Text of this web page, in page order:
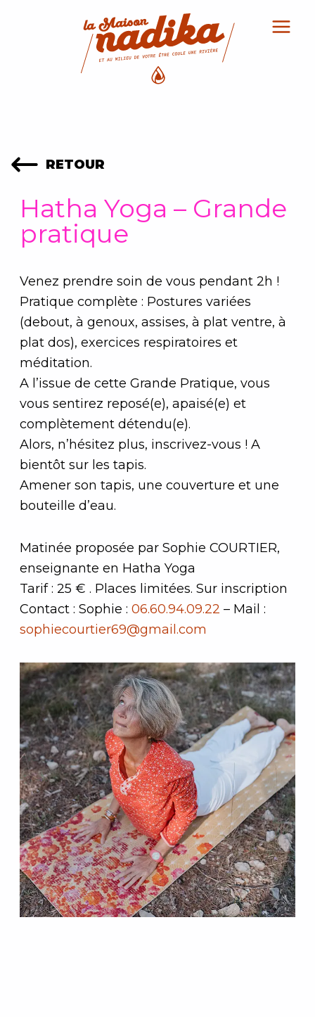
RETOUR
Hatha Yoga – Grande
pratique
Venez prendre soin de vous pendant 2h !
Pratique complète : Postures variées
(debout, à genoux, assises, à plat ventre, à
plat dos), exercices respiratoires et
méditation.
A l’issue de cette Grande Pratique, vous
vous sentirez reposé(e), apaisé(e) et
complètement détendu(e).
Alors, n’hésitez plus, inscrivez-vous ! A
bientôt sur les tapis.
Amener son tapis, une couverture et une
bouteille d’eau.
Matinée proposée par Sophie COURTIER,
enseignante en Hatha Yoga
Tarif : 25 € . Places limitées. Sur inscription
Contact : Sophie : 06.60.94.09.22 – Mail :
sophiecourtier69@gmail.com